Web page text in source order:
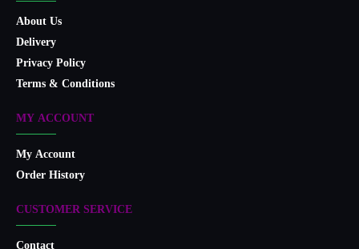
About Us
Delivery
Privacy Policy
Terms & Conditions
MY ACCOUNT
My Account
Order History
CUSTOMER SERVICE